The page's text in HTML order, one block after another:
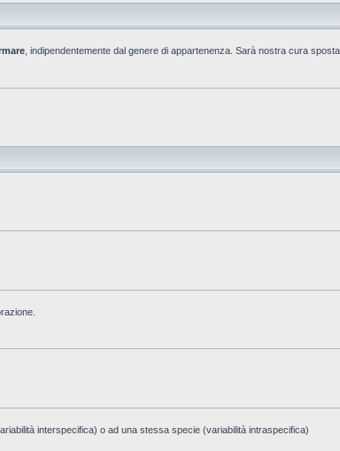
, indipendentemente dal genere di appartenenza. Sarà nostra cura
interspecifica) o ad una stessa specie (variabilità intraspecifica)